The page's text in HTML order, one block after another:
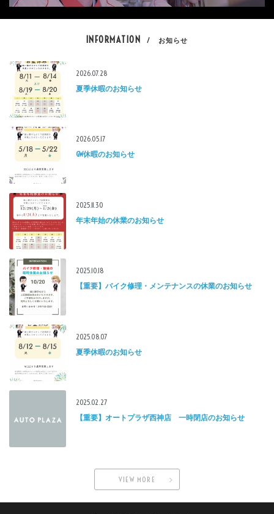
INFORMATION / お知らせ
2026.07.28
夏季休暇のお知らせ
2026.05.17
GW休暇のお知らせ
2025.11.30
年末年始の休業のお知らせ
2025.10.18
【重要】バイク修理・メンテナンスの休業のお知らせ
2025.08.07
夏季休暇のお知らせ
2025.02.27
【重要】オートプラザ西神店 一時閉店のお知らせ
VIEW MORE